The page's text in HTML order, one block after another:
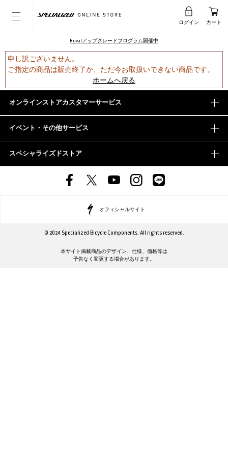
ログイン カート
Rovalアップグレードプログラム開催中
申し訳ございません。
ご指定の商品は販売終了か、ただ今お取扱いできない商品です。
ホームへ戻る
オンラインストアカスタマーサービス
イベント・その他サービス
スペシャライズドストア
オフィシャルサイト
© 2024 Specialized Bicycle Components. All rights reserved.
本サイト掲載商品のデザイン、仕様、価格等は
予告なく変更する場合があります。